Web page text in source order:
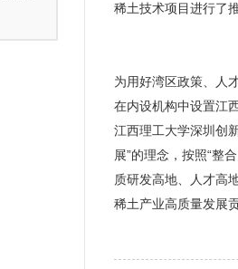
稀土技术项目进行了
为用好湾区政策、人
在内设机构中设置江
江西理工大学深圳创
展”的理念，按照“整
质研发高地、人才高
稀土产业高质量发展